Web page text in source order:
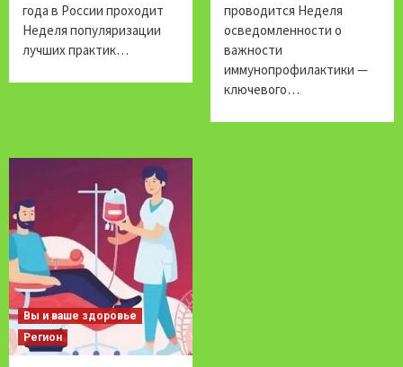
года в России проходит
Неделя популяризации
лучших практик…
проводится Неделя
осведомленности о
важности
иммунопрофилактики —
ключевого…
Вы и ваше здоровье
Регион